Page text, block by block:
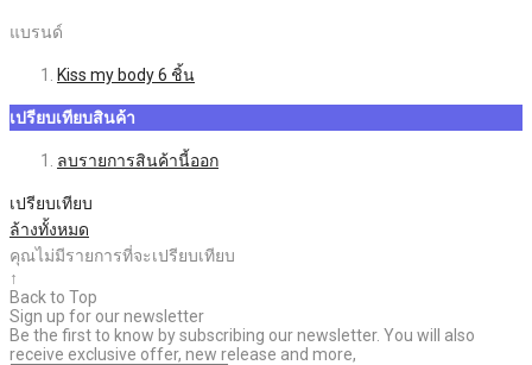
แบรนด์
Kiss my body6 ชิ้น
เปรียบเทียบสินค้า
ลบรายการสินค้านี้ออก
เปรียบเทียบ
ล้างทั้งหมด
คุณไม่มีรายการที่จะเปรียบเทียบ
↑
Back to Top
Sign up for our newsletter
Be the first to know by subscribing our newsletter. You will also
receive exclusive offer, new release and more,